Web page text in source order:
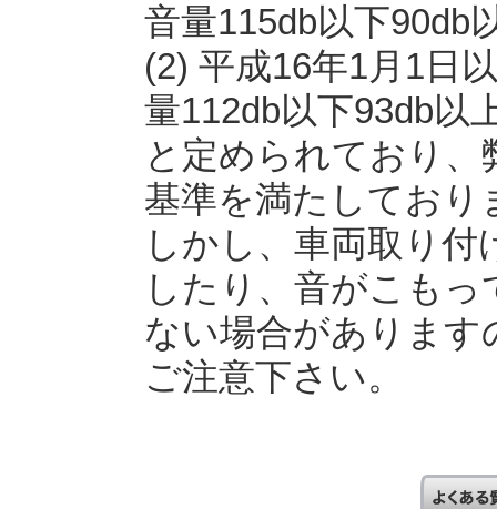
音量115db以下90db
(2) 平成16年1月1日
量112db以下93db以
と定められており
基準を満たしており
しかし、車両取り
したり、音がこも
ない場合があります
ご注意下さい。